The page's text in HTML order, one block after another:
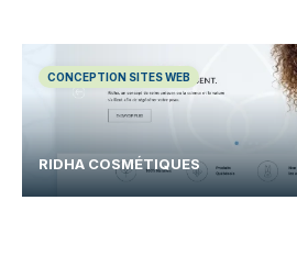
CONCEPTION SITES WEB
RIDHA COSMÉTIQUES